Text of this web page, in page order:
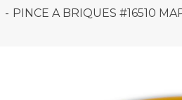
PINCE A BRIQUES #16510